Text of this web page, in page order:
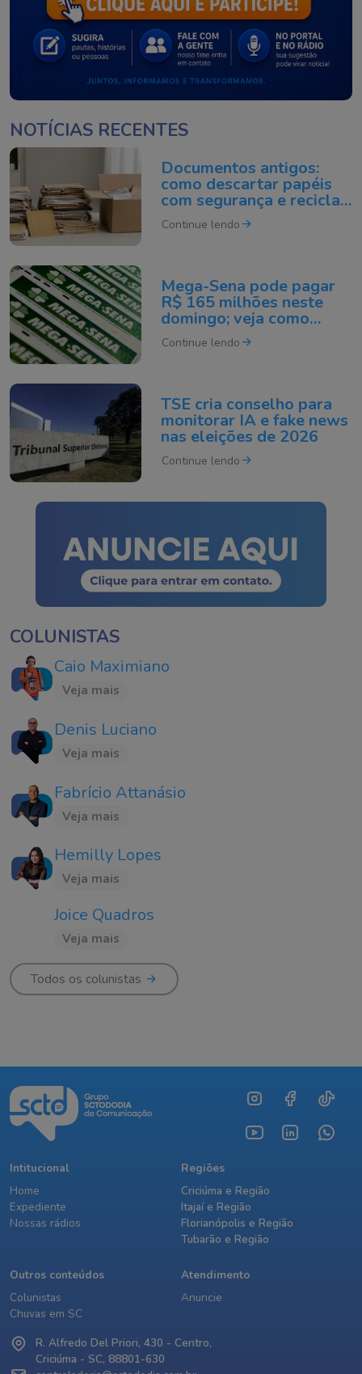
NOTÍCIAS RECENTES
Documentos antigos:
como descartar papéis
com segurança e reciclar
do jeito certo
Continue lendo
Mega-Sena pode pagar
R$ 165 milhões neste
domingo; veja como
apostar
Continue lendo
TSE cria conselho para
monitorar IA e fake news
nas eleições de 2026
Continue lendo
COLUNISTAS
Caio Maximiano
Veja mais
Denis Luciano
Veja mais
Fabrício Attanásio
Veja mais
Hemilly Lopes
Veja mais
Joice Quadros
Veja mais
Todos os colunistas
Intitucional
Home
Expediente
Nossas rádios
Regiões
Criciúma e Região
Itajaí e Região
Florianópolis e Região
Tubarão e Região
Outros conteúdos
Colunistas
Chuvas em SC
Atendimento
Anuncie
R. Alfredo Del Priori, 430 - Centro,
Criciúma - SC, 88801-630